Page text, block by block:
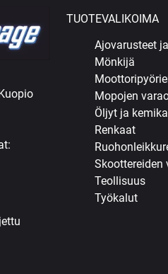
TUOTEVALIKOIMA
Ajovarusteet
Mönkijä
Mopojen
Öljyt ja
Renkaat
Skoottereiden
Teollisuus
Työkalut